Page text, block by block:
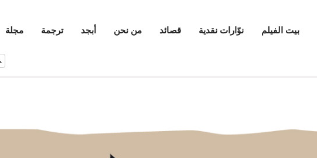
مجلة ترجمة أبجد من نحن قصائد نوّارات نقدية بيت الفيلم